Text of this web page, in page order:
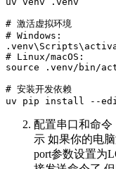
# 激活虚拟环境
# Windows:
# Linux/macOS:
source .venv/bin/
# 安装开发依赖
配置串口和命令
示 如果你的电
port参数设置为